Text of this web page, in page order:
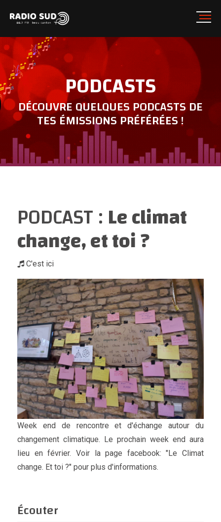
PODCASTS
DÉCOUVRE QUELQUES PODCASTS DE
TES ÉMISSIONS PRÉFÉRÉES !
PODCAST :Le climat
change, et toi ?
C'est ici
Week end de rencontre et d'échange autour du
changement climatique. Le prochain week end aura
lieu en février. Voir la page facebook: "Le Climat
change. Et toi ?" pour plus d'informations.
Écouter